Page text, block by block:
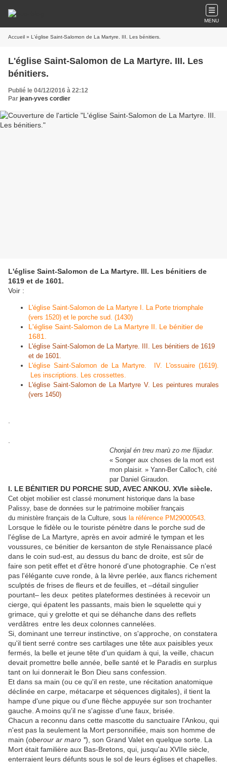
MENU
Accueil » L'église Saint-Salomon de La Martyre. III. Les bénitiers.
L'église Saint-Salomon de La Martyre. III. Les
bénitiers.
Publié le 04/12/2016 à 22:12
Par jean-yves cordier
L'église Saint-Salomon de La Martyre. III. Les bénitiers de
1619 et de 1601.
Voir :
L'église Saint-Salomon de La Martyre I. La Porte triomphale
(vers 1520) et le porche sud. (1430)
L'église Saint-Salomon de La Martyre II. Le bénitier de
1681.
L'église Saint-Salomon de La Martyre. III. Les bénitiers de 1619
et de 1601.
L'église Saint-Salomon de La Martyre. IV. L'ossuaire (1619).
Les inscriptions. Les crossettes.
L'église Saint-Salomon de La Martyre V. Les peintures murales
(vers 1450)
Chonjal én treu marù zo me flijadur.
« Songer aux choses de la mort est
mon plaisir. » Yann-Ber Calloc'h, cité
par Daniel Giraudon.
I. LE BÉNITIER DU PORCHE SUD, AVEC ANKOU. XVIe siècle.
Cet objet mobilier est classé monument historique dans la base
Palissy, base de données sur le patrimoine mobilier français
du ministère français de la Culture, sous la référence PM29000543.
Lorsque le fidèle ou le touriste pénètre dans le porche sud de
l'église de La Martyre, après en avoir admiré le tympan et les
voussures, ce bénitier de kersanton de style Renaissance placé
dans le coin sud-est, au dessus du banc de droite, est sûr de
faire son petit effet et d'être honoré d'une photographie. Ce n'est
pas l'élégante cuve ronde, à la lèvre perlée, aux flancs richement
sculptés de frises de fleurs et de feuilles, et –détail singulier
pourtant– les deux petites plateformes destinées à recevoir un
cierge, qui épatent les passants, mais bien le squelette qui y
grimace, qui y grelotte et qui se déhanche dans des reflets
verdâtres entre les deux colonnes cannelées.
Si, dominant une terreur instinctive, on s'approche, on constatera
qu'il tient serré contre ses cartilages une tête aux paisibles yeux
fermés, la belle et jeune tête d'un quidam à qui, la veille, chacun
devait promettre belle année, belle santé et le Paradis en surplus
tant on lui donnerait le Bon Dieu sans confession.
Et dans sa main (ou ce qu'il en reste, une récitation anatomique
déclinée en carpe, métacarpe et séquences digitales), il tient la
hampe d'une pique ou d'une flèche appuyée sur son trochanter
gauche. A moins qu'il ne s'agisse d'une faux, brisée.
Chacun a reconnu dans cette mascotte du sanctuaire l'Ankou, qui
n'est pas la seulement la Mort personnifiée, mais son homme de
main (oberour ar maro *), son Grand Valet en quelque sorte. La
Mort était familière aux Bas-Bretons, qui, jusqu'au XVIIe siècle,
enterraient leurs défunts sous le sol de leurs églises et chapelles.